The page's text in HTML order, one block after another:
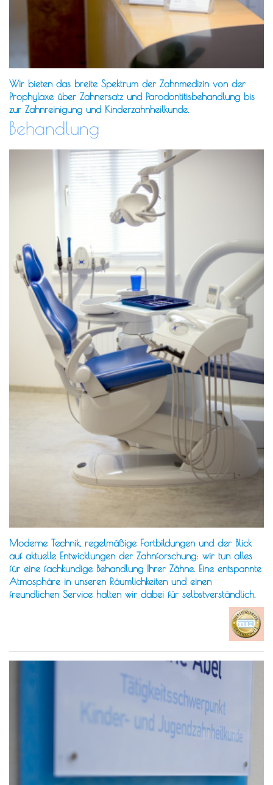
Wir bieten das breite Spektrum der Zahnmedizin von der
Prophylaxe über Zahnersatz und Parodontitisbehandlung bis
zur Zahnreinigung und Kinderzahnheilkunde.
Behandlung
Moderne Technik, regelmäßige Fortbildungen und der Blick
auf aktuelle Entwicklungen der Zahnforschung: wir tun alles
für eine fachkundige Behandlung Ihrer Zähne. Eine entspannte
Atmosphäre in unseren Räumlichkeiten und einen
freundlichen Service halten wir dabei für selbstverständlich.